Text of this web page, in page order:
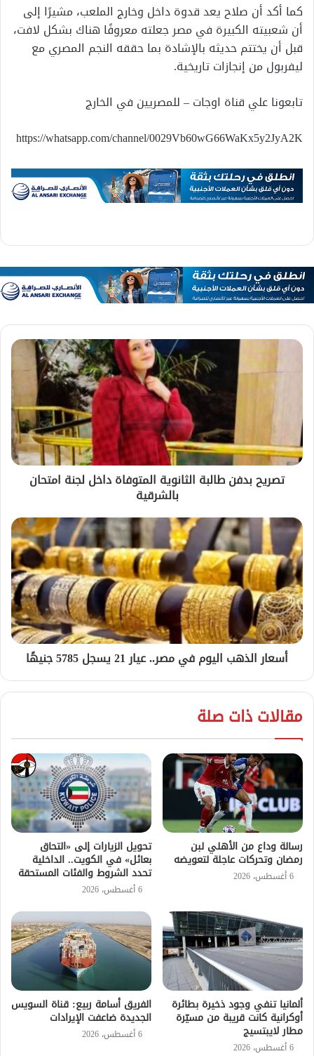
كما أكد أن صلاح يعد قدوة داخل وخارج الملعب، مشيرًا إلى
أن شعبيته الكبيرة في مصر جعلته معروفًا هناك بشكل لافت،
قبل أن يختتم حديثه بالإشادة بما حققه النجم المصري مع
ليفربول من إنجازات تاريخية.
تابعونا علي قناة اوجات – للمصريين في الخارج
https://whatsapp.com/channel/0029Vb60wG66WaKx5y2JyA2K
تصريح بدفن طالبة الثانوية المتوفاة داخل لجنة امتحان
بالشرقية
أسعار الذهب اليوم في مصر.. عيار 21 يسجل 5785 جنيهًا
مقالات ذات صلة
رسالة وداع من الأهلي لبن
رمضان وتحركات عاجلة لتعويضه
6 أغسطس، 2026
تحويل الزيارات إلى «التحاق
بعائل» في الكويت.. الداخلية
تحدد الشروط والفئات المستحقة
6 أغسطس، 2026
ألمانيا تنفي وجود ذخيرة بطائرة
أوكرانية كانت قريبة من مسيّرة
مطار لايبتسيج
6 أغسطس، 2026
الفريق أسامة ربيع: قناة السويس
الجديدة ضاعفت الإيرادات
6 أغسطس، 2026